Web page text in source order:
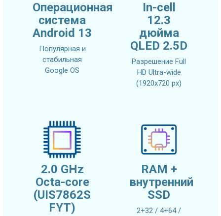
Операционная
система
Android 13
Популярная и
стабильная
Google OS
In-cell
12.3
дюйма
QLED 2.5D
Разрешение Full
HD Ultra-wide
(1920x720 px)
2.0 GHz
Octa-core
(UIS7862S
FYT)
RAM +
внутренний
SSD
2+32 / 4+64 /